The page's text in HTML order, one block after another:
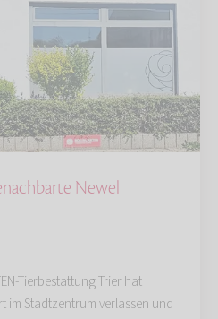
Newel
Tierbestattung Trier hat
im Stadtzentrum verlassen und